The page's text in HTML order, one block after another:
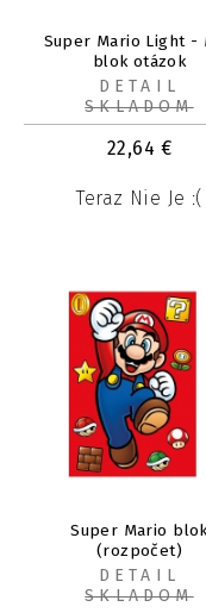
Super Mario Light -
blok otázok
22,64 €
Teraz Nie Je :(
DETAIL
SKLADOM
Super Mario
(rozpočet)
DETAIL
SKLADOM